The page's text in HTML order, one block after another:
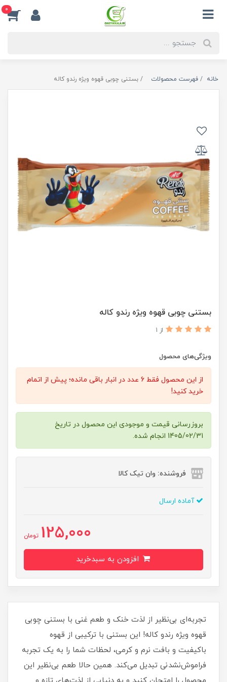
0
خانه فهرست محصولات بستنی چوبی قهوه ویژه رندو کاله
بستنی چوبی قهوه ویژه رندو کاله
از 1
ویژگی‌های محصول
از این محصول فقط 6 عدد در انبار باقی مانده؛ پیش از اتمام
خرید کنید!
بروزرسانی قیمت و موجودی این محصول در تاریخ
1405/02/31 انجام شده.
فروشنده: وان تیک کالا
آماده ارسال
125,000 تومان
تجربه‌ای بی‌نظیر از لذت خنک و طعم غنی با بستنی چوبی
قهوه ویژه رندو کاله! این بستنی با ترکیبی از قهوه
باکیفیت و بافت نرم و کرمی، لحظات شما را به یک تجربه
فراموش‌نشدنی تبدیل می‌کند. همین حالا طعم بی‌نظیر این